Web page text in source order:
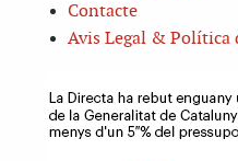
Contacte
Avis Legal & Política